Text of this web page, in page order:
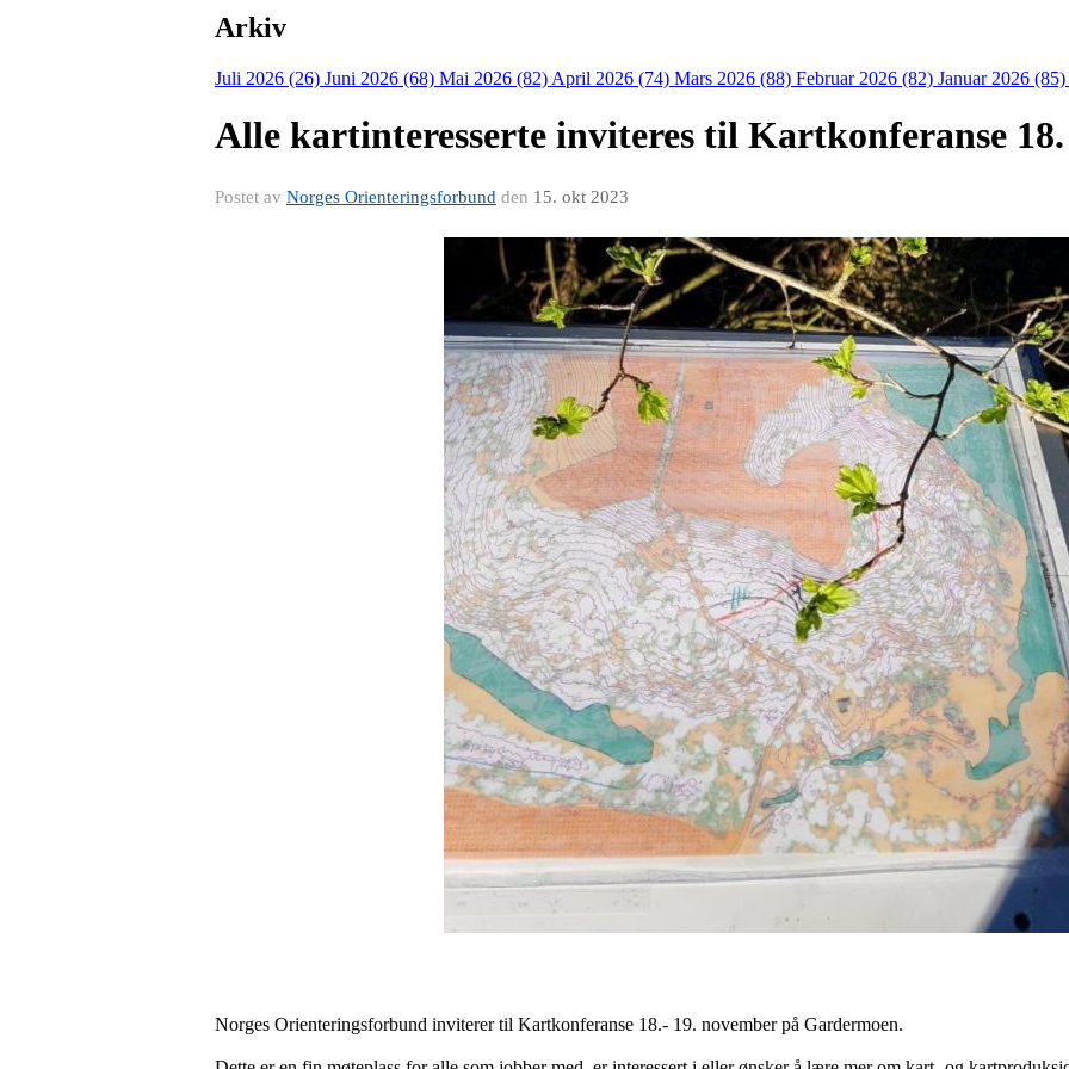
Arkiv
Juli 2026 (26) Juni 2026 (68) Mai 2026 (82) April 2026 (74) Mars 2026 (88) Februar 2026 (82) Januar 2026 (85)
Alle kartinteresserte inviteres til Kartkonferanse
Postet av Norges Orienteringsforbund den 15. okt 2023
Norges Orienteringsforbund inviterer til Kartkonferanse 18.- 19. november på Gardermoen.